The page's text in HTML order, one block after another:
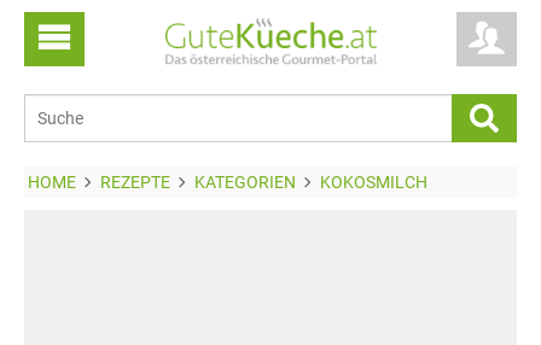
HOME REZEPTE KATEGORIEN KOKOSMILCH